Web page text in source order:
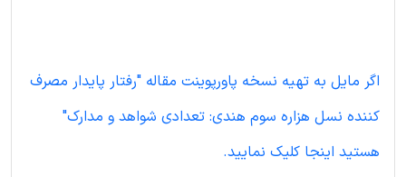
اگر مایل به تهیه نسخه پاورپوینت مقاله "رفتار پایدار مصرف
کننده نسل هزاره سوم هندی: تعدادی شواهد و مدارک"
هستید اینجا کلیک نمایید.